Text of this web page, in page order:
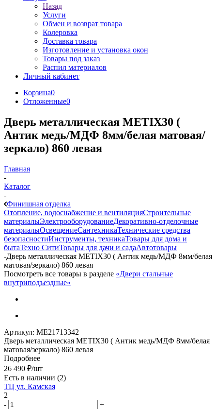
Назад
Услуги
Обмен и возврат товара
Колеровка
Доставка товара
Изготовление и установка окон
Товары под заказ
Распил материалов
Личный кабинет
Корзина0
Отложенные0
Дверь металлическая METIX30 (
Антик медь/МДФ 8мм/белая матовая/
зеркало) 860 левая
Главная
-
Каталог
-
Финишная отделка
Отопление, водоснабжение и вентиляцияСтроительные
материалыЭлектрооборудованиеДекоративно-отделочные
материалыОсвещениеСантехникаТехнические средства
безопасностиИнструменты, техникаТовары для дома и
бытаТехно СитиТовары для дачи и садаАвтотовары
-Дверь металлическая METIX30 ( Антик медь/МДФ 8мм/белая
матовая/зеркало) 860 левая
Посмотреть все товары в разделе «Двери стальные
внутриподъездные»
Артикул: МЕ21713342
Дверь металлическая METIX30 ( Антик медь/МДФ 8мм/белая
матовая/зеркало) 860 левая
Подробнее
26 490 ₽/шт
Есть в наличии (2)
ТЦ ул. Камская
2
-
+